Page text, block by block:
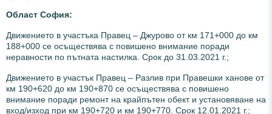
Област София:
Движението в участъка Правец – Джурово от км 171+000 до км
188+000 се осъществява с повишено внимание поради
неравности по пътната настилка. Срок до 31.03.2021 г.;
Движението в участък Правец – Разлив при Правешки ханове от
км 190+620 до км 190+870 се осъществява с повишено
внимание поради ремонт на крайпътен обект и установяване на
вход/изход при км 190+720 и км 190+770. Срок 12.01.2021 г.;